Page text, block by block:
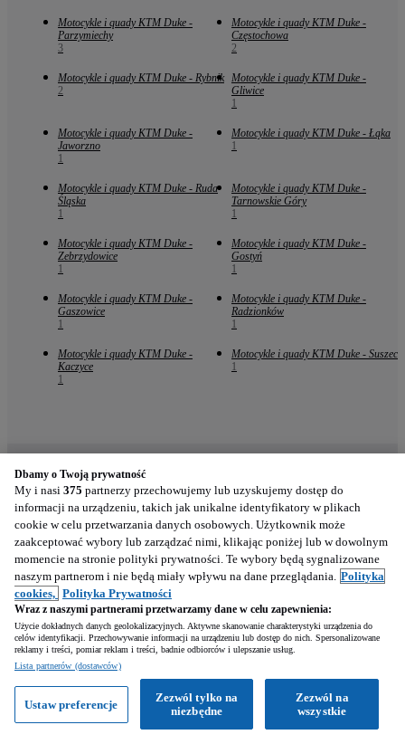
Motocykle i quady KTM Duke -
Parzymiechy
3
Motocykle i quady KTM Duke -
Częstochowa
2
Motocykle i quady KTM Duke - Rybnik
2
Motocykle i quady KTM Duke -
Gliwice
1
Motocykle i quady KTM Duke -
Jaworzno
1
Motocykle i quady KTM Duke - Łąka
1
Motocykle i quady KTM Duke - Ruda
Śląska
1
Motocykle i quady KTM Duke -
Tarnowskie Góry
1
Motocykle i quady KTM Duke -
Zebrzydowice
1
Motocykle i quady KTM Duke -
Gostyń
1
Motocykle i quady KTM Duke -
Gaszowice
1
Motocykle i quady KTM Duke -
Radzionków
1
Motocykle i quady KTM Duke -
Kaczyce
1
Motocykle i quady KTM Duke - Suszec
1
Znajdź nas
Facebook
Instagram
YouTube
TikTok
Obsługa klienta
Dbamy o Twoją prywatność
My i nasi 375 partnerzy przechowujemy lub uzyskujemy dostęp do
informacji na urządzeniu, takich jak unikalne identyfikatory w plikach
cookie w celu przetwarzania danych osobowych. Użytkownik może
zaakceptować wybory lub zarządzać nimi, klikając poniżej lub w dowolnym
momencie na stronie polityki prywatności. Te wybory będą sygnalizowane
naszym partnerom i nie będą miały wpływu na dane przeglądania. Polityka
cookies, Polityka Prywatności
Wraz z naszymi partnerami przetwarzamy dane w celu zapewnienia:
Użycie dokładnych danych geolokalizacyjnych. Aktywne skanowanie charakterystyki urządzenia do
celów identyfikacji. Przechowywanie informacji na urządzeniu lub dostęp do nich. Spersonalizowane
reklamy i treści, pomiar reklam i treści, badnie odbiorców i ulepszanie usług.
Lista partnerów (dostawców)
Zezwól na
wszystkie
Zezwól tylko na
niezbędne
Ustaw preferencje